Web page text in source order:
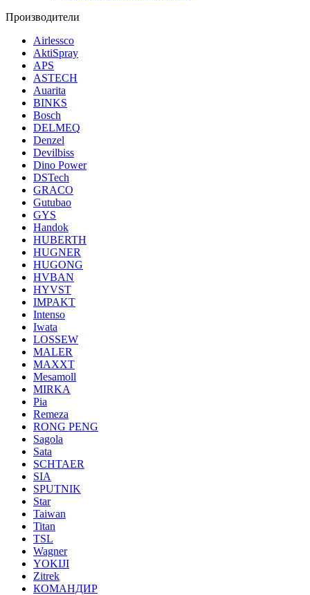
Производители
Airlessco
AktiSpray
APS
ASTECH
Auarita
BINKS
Bosch
DELMEQ
Denzel
Devilbiss
Dino Power
DSTech
GRACO
Gutubao
GYS
Handok
HUBERTH
HUGNER
HUGONG
HVBAN
HYVST
IMPAKT
Intenso
Iwata
LOSSEW
MALER
MAXXT
Mesamoll
MIRKA
Pia
Remeza
RONG PENG
Sagola
Sata
SCHTAER
SIA
SPUTNIK
Star
Taiwan
Titan
TSL
Wagner
YOKIJI
Zitrek
КОМАНДИР